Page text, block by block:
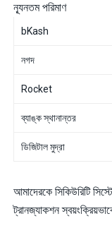
ন্যূনতম পরিমাণ
bKash
নগদ
Rocket
ব্যাঙ্ক স্থানান্তর
ডিজিটাল মুদ্রা
আমাদেরকে সিকিউরিটি
ট্রানজ্যাকশন